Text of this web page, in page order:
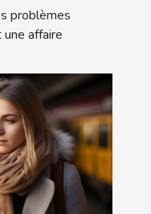
problèmes
affaire